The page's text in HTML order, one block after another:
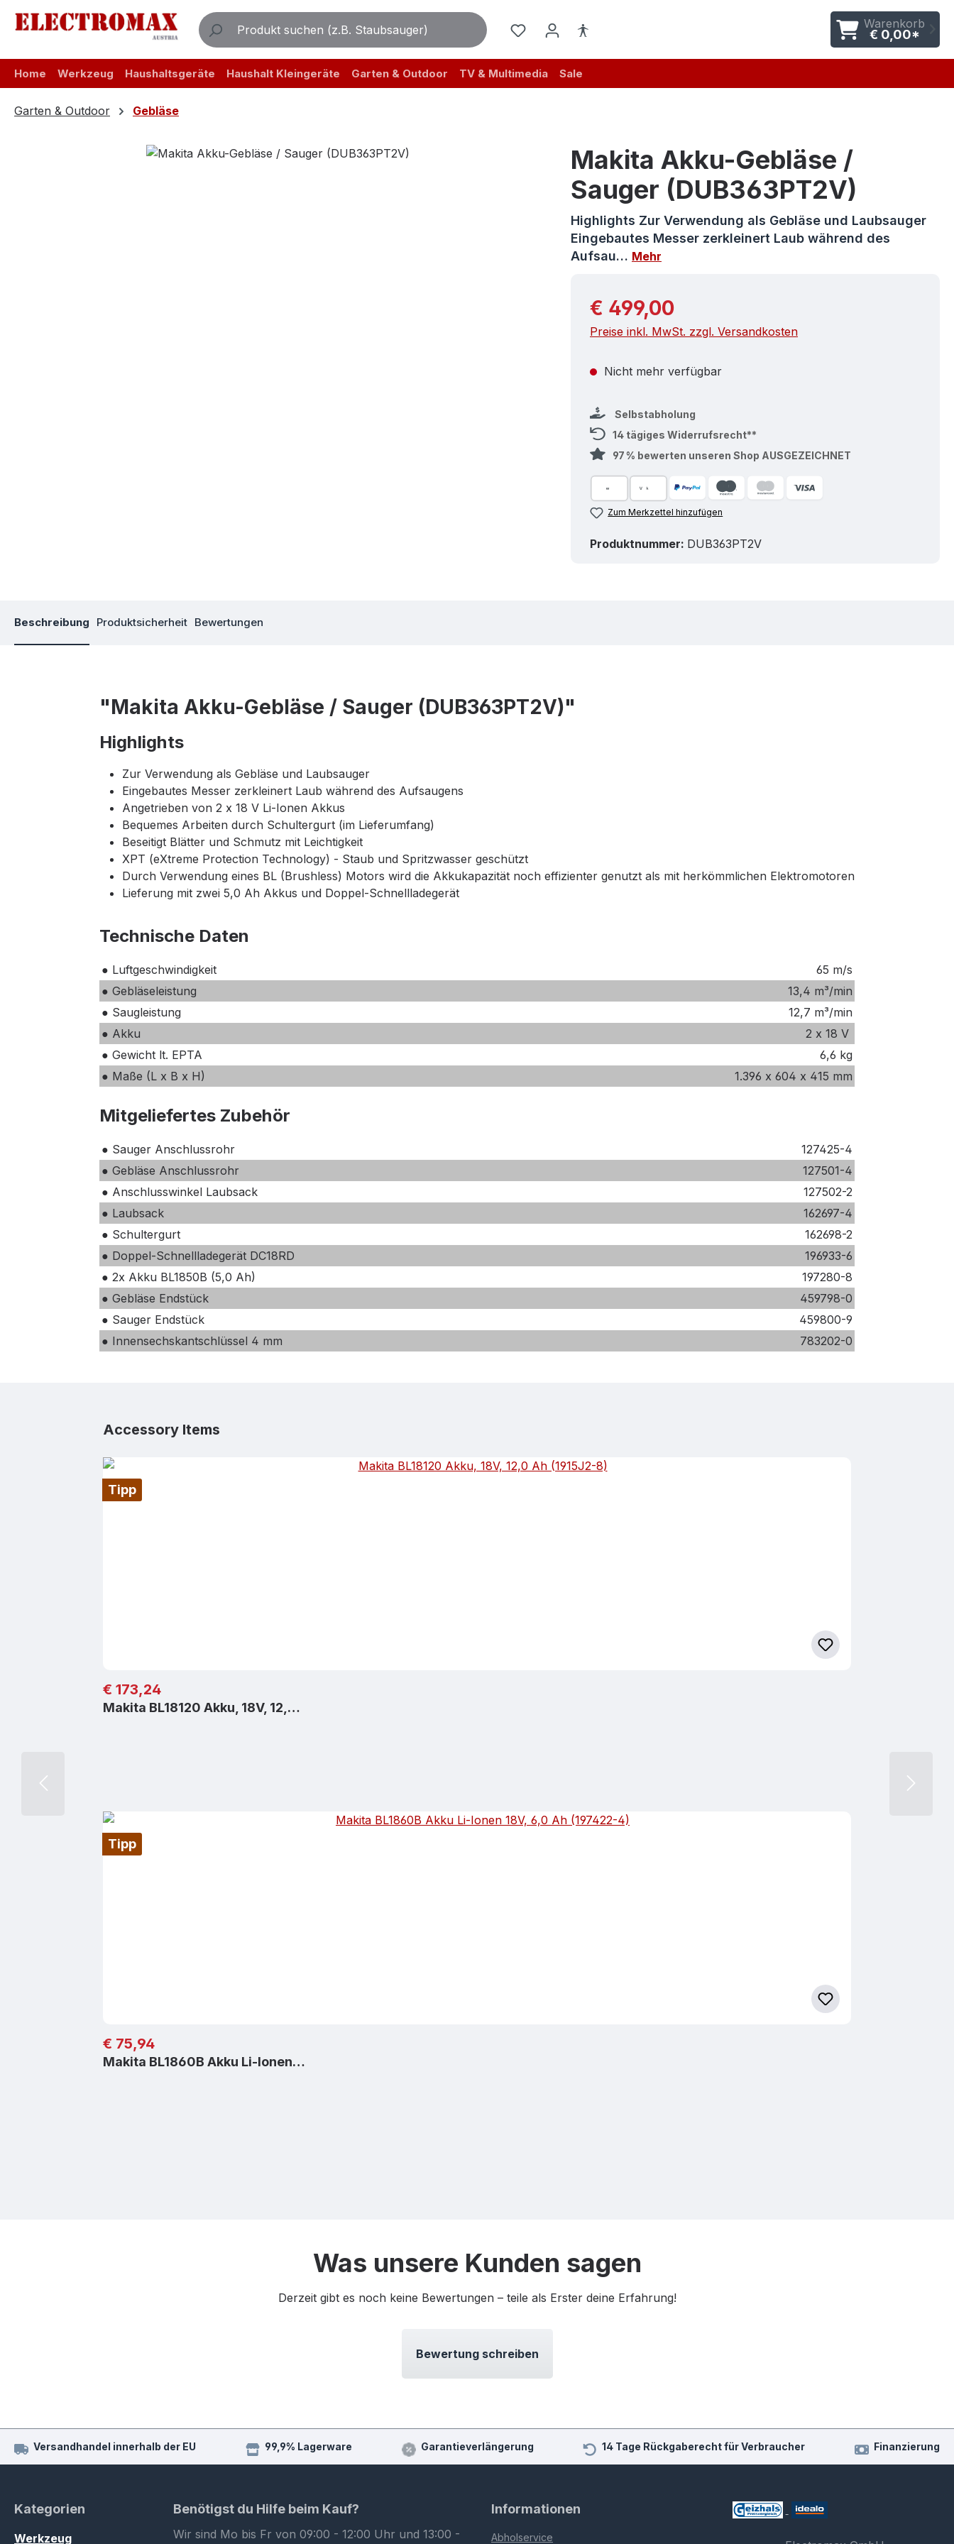
Hauptinhalt springen
Zur Suche springen
Zur Hauptnavigation springen Warenkorb
€ 0,00*
Home Werkzeug Haushaltsgeräte Haushalt Kleingeräte Garten & Outdoor TV & Multimedia Sale
Garten & Outdoor Gebläse
Bildergalerie überspringen
Makita Akku-Gebläse /
Sauger (DUB363PT2V)
Highlights Zur Verwendung als Gebläse und Laubsauger
Eingebautes Messer zerkleinert Laub während des
Aufsau… Mehr
Regulärer Preis:
€ 499,00
Preise inkl. MwSt. zzgl. Versandkosten
Nicht mehr verfügbar
Selbstabholung
14 tägiges Widerrufsrecht**
97 % bewerten unseren Shop AUSGEZEICHNET
Zum Merkzettel hinzufügen
Produktnummer: DUB363PT2V
Beschreibung Produktsicherheit Bewertungen
"Makita Akku-Gebläse / Sauger (DUB363PT2V)"
Highlights
Zur Verwendung als Gebläse und Laubsauger
Eingebautes Messer zerkleinert Laub während des Aufsaugens
Angetrieben von 2 x 18 V Li-Ionen Akkus
Bequemes Arbeiten durch Schultergurt (im Lieferumfang)
Beseitigt Blätter und Schmutz mit Leichtigkeit
XPT (eXtreme Protection Technology) - Staub und Spritzwasser geschützt
Durch Verwendung eines BL (Brushless) Motors wird die Akkukapazität noch effizienter genutzt als mit herkömmlichen Elektromotoren
Lieferung mit zwei 5,0 Ah Akkus und Doppel-Schnellladegerät
Technische Daten
● Luftgeschwindigkeit
65 m/s
● Gebläseleistung
13,4 m³/min
● Saugleistung
12,7 m³/min
● Akku
2 x 18 V
● Gewicht lt. EPTA
6,6 kg
● Maße (L x B x H)
1.396 x 604 x 415 mm
Mitgeliefertes Zubehör
● Sauger Anschlussrohr
127425-4
● Gebläse Anschlussrohr
127501-4
● Anschlusswinkel Laubsack
127502-2
● Laubsack
162697-4
● Schultergurt
162698-2
● Doppel-Schnellladegerät DC18RD
196933-6
● 2x Akku BL1850B (5,0 Ah)
197280-8
● Gebläse Endstück
459798-0
● Sauger Endstück
459800-9
● Innensechskantschlüssel 4 mm
783202-0
Produktgalerie überspringen
Accessory Items
Tipp
Regulärer Preis:
€ 173,24
Makita BL18120 Akku, 18V, 12,…
Tipp
Regulärer Preis:
€ 75,94
Makita BL1860B Akku Li-Ionen…
Was unsere Kunden sagen
Derzeit gibt es noch keine Bewertungen – teile als Erster deine Erfahrung!
Bewertung schreiben
Versandhandel innerhalb der EU 99,9% Lagerware Garantieverlängerung 14 Tage Rückgaberecht für Verbraucher Finanzierung
Kategorien
Werkzeug
Benötigst du Hilfe beim Kauf?
Wir sind Mo bis Fr von 09:00 - 12:00 Uhr und 13:00 -
Informationen
Abholservice